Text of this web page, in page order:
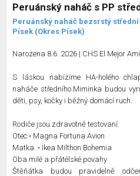
Peruánský naháč s PP
Peruánský naháč bezsrstý střední
Písek (Okres Písek)
Narozena 8.6. 2026 | CHS El Mejor
S láskou nabízíme HA-holého
naháče středního.Miminka budou
děti, psy, kočky i běžný domácí ruch.
Rodiče jsou zdravotně testovaní:
Otec • Magna Fortuna Avion
Matka. • Ikea Milthon Bohemia
Oba milé a přátélské povahy
Štěňátka budou pravidelně